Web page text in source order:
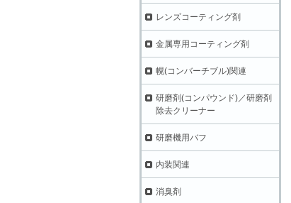
レンズコーティング剤
金属専用コーティング剤
幌(コンバーチブル)関連
研磨剤(コンパウンド)／研磨剤
除去クリーナー
研磨機用バフ
内装関連
消臭剤